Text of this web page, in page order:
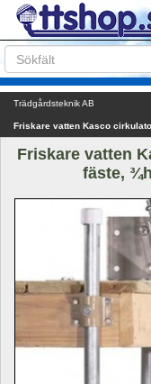
Trädgårdsteknik AB
Friskare vatten Kasco
Friskare vatten
fäste,